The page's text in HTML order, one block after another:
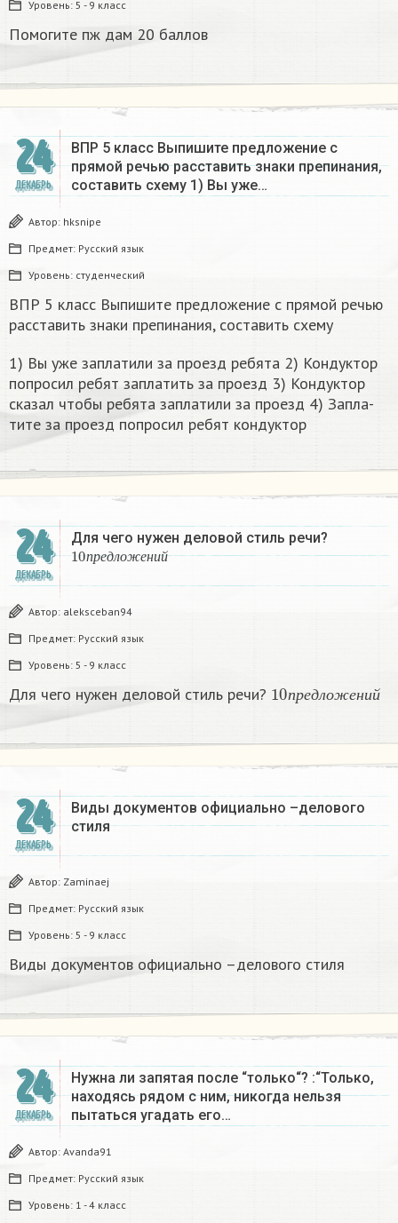
Уровень: 5 - 9 класс
Помогите пж дам 20 баллов ​
24
ДЕКАБРЬ
ВПР 5 класс Выпишите предложение с
прямой речью расставить знаки препинания,
составить схему 1) Вы уже…
Автор: hksnipe
Предмет: Русский язык
Уровень: студенческий
ВПР 5 класс Выпишите предложение с прямой речью
расставить знаки препинания, составить схему
1) Вы уже за­пла­ти­ли за про­езд ре­бя­та 2) Кон­дук­тор
по­про­сил ребят за­пла­тить за про­езд 3) Кон­дук­тор
ска­зал чтобы ре­бя­та за­пла­ти­ли за про­езд 4) За­пла­
ти­те за про­езд по­про­сил ребят кон­дук­тор​
24
ДЕКАБРЬ
Для чего нужен деловой стиль речи?
пр е дл о ж е н и й
10 ед ж н
Автор: aleksceban94
Предмет: Русский язык
Уровень: 5 - 9 класс
Для чего нужен деловой стиль речи? п р е дл о ж е н и й
10 д ий
24
ДЕКАБРЬ
Виды документов официально –делового
стиля
Автор: Zaminaej
Предмет: Русский язык
Уровень: 5 - 9 класс
Виды документов официально –делового стиля
24
ДЕКАБРЬ
Нужна ли запятая после “только“? :“Только,
находясь рядом с ним, никогда нельзя
пытаться угадать его…
Автор: Avanda91
Предмет: Русский язык
Уровень: 1 - 4 класс